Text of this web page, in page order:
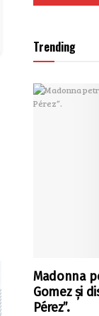
Trending
Madonna
Gomez și
Pérez”.